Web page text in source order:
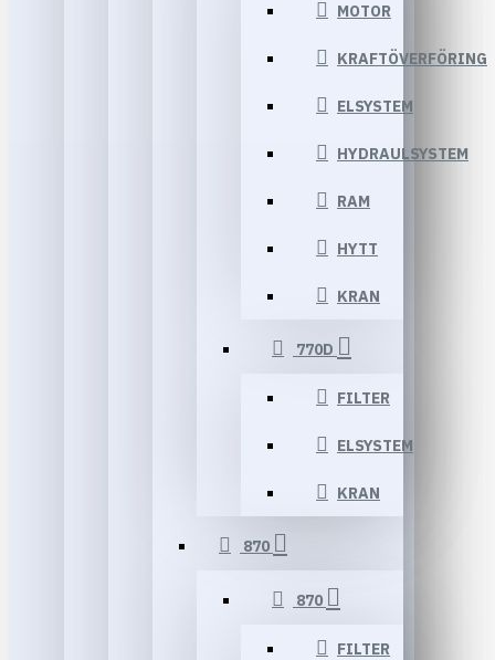
MOTOR
KRAFTÖVERFÖRING
ELSYSTEM
HYDRAULSYSTEM
RAM
HYTT
KRAN
770D
FILTER
ELSYSTEM
KRAN
870
870
FILTER